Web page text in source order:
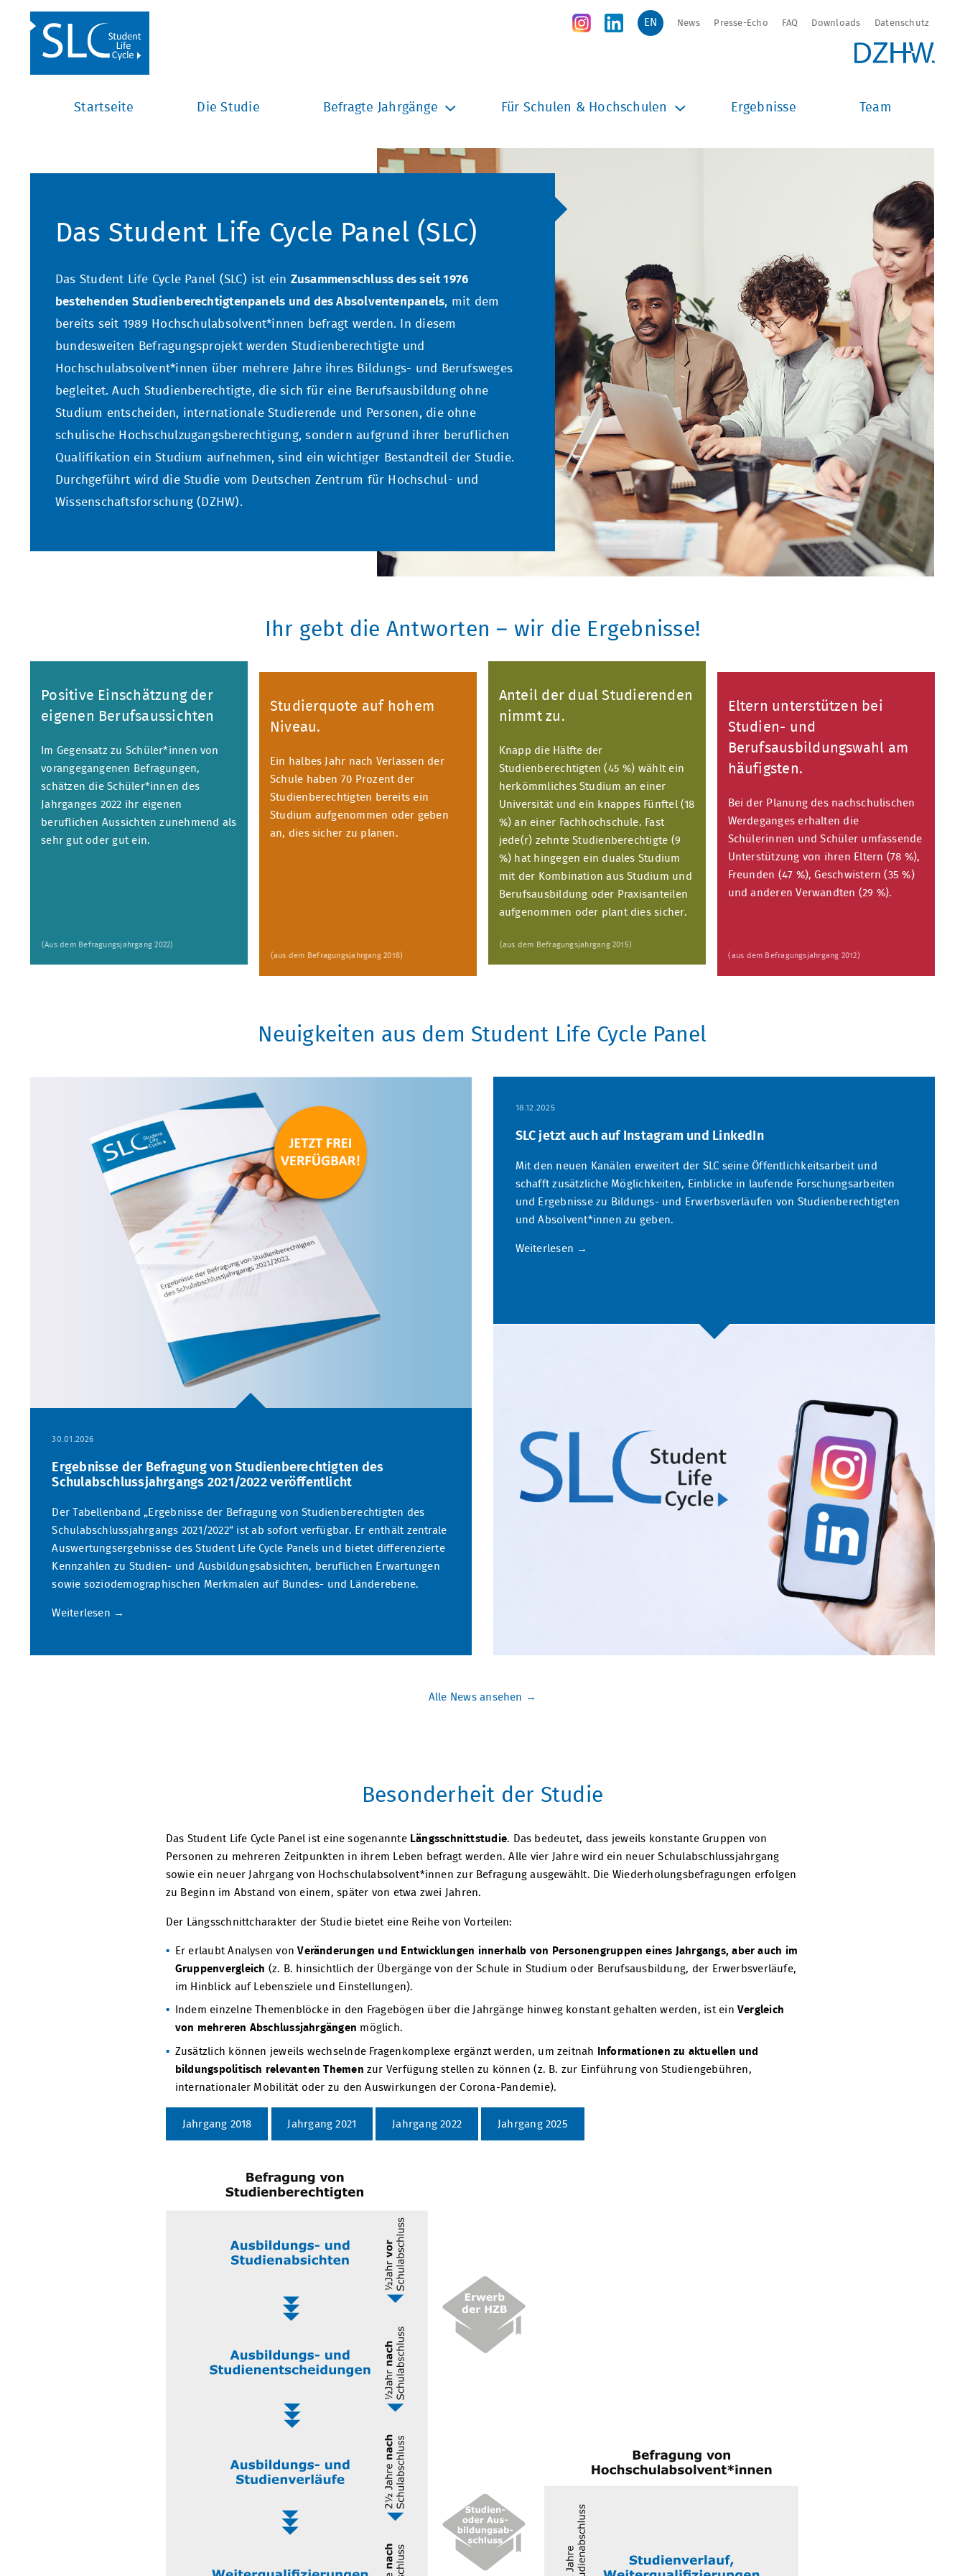
Startseite Die Studie Befragte Jahrgänge Für Schulen & Hochschulen Ergebnisse Team
News Presse-Echo FAQ Downloads Datenschutz
Das Student Life Cycle Panel (SLC)
Das Student Life Cycle Panel (SLC) ist ein Zusammenschluss des seit 1976
bestehenden Studienberechtigtenpanels und des Absolventenpanels, mit dem
bereits seit 1989 Hochschulabsolvent*innen befragt werden. In diesem
bundesweiten Befragungsprojekt werden Studienberechtigte und
Hochschulabsolvent*innen über mehrere Jahre ihres Bildungs- und Berufsweges
begleitet. Auch Studienberechtigte, die sich für eine Berufsausbildung ohne
Studium entscheiden, internationale Studierende und Personen, die ohne
schulische Hochschulzugangsberechtigung, sondern aufgrund ihrer beruflichen
Qualifikation ein Studium aufnehmen, sind ein wichtiger Bestandteil der Studie.
Durchgeführt wird die Studie vom Deutschen Zentrum für Hochschul- und
Wissenschaftsforschung (DZHW).
Ihr gebt die Antworten – wir die Ergebnisse!
Positive Einschätzung der
eigenen Berufsaussichten
Im Gegensatz zu Schüler*innen von
vorangegangenen Befragungen,
schätzen die Schüler*innen des
Jahrganges 2022 ihr eigenen
beruflichen Aussichten zunehmend als
sehr gut oder gut ein.
(Aus dem Befragungsjahrgang 2022)
Studierquote auf hohem
Niveau.
Ein halbes Jahr nach Verlassen der
Schule haben 70 Prozent der
Studienberechtigten bereits ein
Studium aufgenommen oder geben
an, dies sicher zu planen.
(aus dem Befragungsjahrgang 2018)
Anteil der dual Studierenden
nimmt zu.
Knapp die Hälfte der
Studienberechtigten (45 %) wählt ein
herkömmliches Studium an einer
Universität und ein knappes Fünftel (18
%) an einer Fachhochschule. Fast
jede(r) zehnte Studienberechtigte (9
%) hat hingegen ein duales Studium
mit der Kombination aus Studium und
Berufsausbildung oder Praxisanteilen
aufgenommen oder plant dies sicher.
(aus dem Befragungsjahrgang 2015)
Eltern unterstützen bei
Studien- und
Berufsausbildungswahl am
häufigsten.
Bei der Planung des nachschulischen
Werdeganges erhalten die
Schülerinnen und Schüler umfassende
Unterstützung von ihren Eltern (78 %),
Freunden (47 %), Geschwistern (35 %)
und anderen Verwandten (29 %).
(aus dem Befragungsjahrgang 2012)
Neuigkeiten aus dem Student Life Cycle Panel
30.01.2026
Ergebnisse der Befragung von Studienberechtigten des
Schulabschlussjahrgangs 2021/2022 veröffentlicht
Der Tabellenband „Ergebnisse der Befragung von Studienberechtigten des
Schulabschlussjahrgangs 2021/2022“ ist ab sofort verfügbar. Er enthält zentrale
Auswertungsergebnisse des Student Life Cycle Panels und bietet differenzierte
Kennzahlen zu Studien- und Ausbildungsabsichten, beruflichen Erwartungen
sowie soziodemographischen Merkmalen auf Bundes- und Länderebene.
Weiterlesen
18.12.2025
SLC jetzt auch auf Instagram und LinkedIn
Mit den neuen Kanälen erweitert der SLC seine Öffentlichkeitsarbeit und
schafft zusätzliche Möglichkeiten, Einblicke in laufende Forschungsarbeiten
und Ergebnisse zu Bildungs- und Erwerbsverläufen von Studienberechtigten
und Absolvent*innen zu geben.
Weiterlesen
Alle News ansehen
Besonderheit der Studie
Das Student Life Cycle Panel ist eine sogenannte Längsschnittstudie. Das bedeutet, dass jeweils konstante Gruppen von
Personen zu mehreren Zeitpunkten in ihrem Leben befragt werden. Alle vier Jahre wird ein neuer Schulabschlussjahrgang
sowie ein neuer Jahrgang von Hochschulabsolvent*innen zur Befragung ausgewählt. Die Wiederholungsbefragungen erfolgen
zu Beginn im Abstand von einem, später von etwa zwei Jahren.
Der Längsschnittcharakter der Studie bietet eine Reihe von Vorteilen:
Er erlaubt Analysen vonVeränderungen und Entwicklungen innerhalb von Personengruppen eines Jahrgangs, aber auch im
Gruppenvergleich (z. B. hinsichtlich der Übergänge von der Schule in Studium oder Berufsausbildung, der Erwerbsverläufe,
im Hinblick auf Lebensziele und Einstellungen).
Indem einzelne Themenblöcke in den Fragebögen über die Jahrgänge hinweg konstant gehalten werden, ist ein Vergleich
von mehreren Abschlussjahrgängen möglich.
Zusätzlich können jeweils wechselnde Fragenkomplexe ergänzt werden, um zeitnah
Informationen zu aktuellen und
bildungspolitisch relevanten Themen zur Verfügung stellen zu können (z. B. zur Einführung von Studiengebühren,
internationaler Mobilität oder zu den Auswirkungen der Corona-Pandemie).
Jahrgang 2018 Jahrgang 2021 Jahrgang 2022 Jahrgang 2025